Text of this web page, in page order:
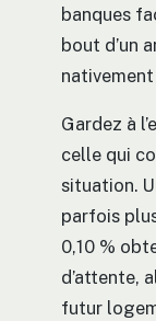
banques
bout d’un
Gardez à
celle qui
situation.
parfois
0,10 %
d’attente,
futur